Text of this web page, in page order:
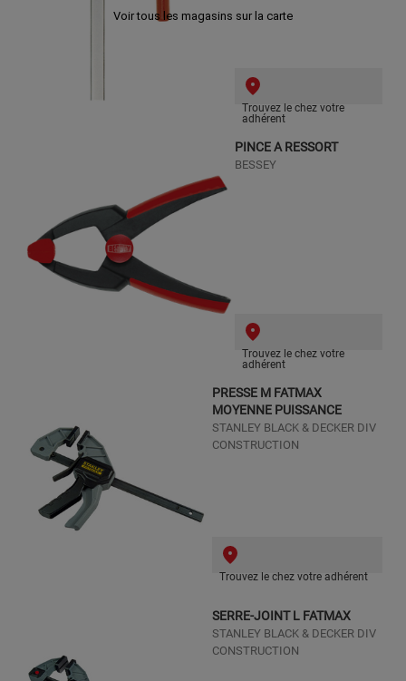
Trouvez le chez votre
adhérent
PINCE A RESSORT
BESSEY
Trouvez le chez votre
adhérent
PRESSE M FATMAX
MOYENNE PUISSANCE
STANLEY BLACK & DECKER DIV
CONSTRUCTION
Trouvez le chez votre adhérent
SERRE-JOINT L FATMAX
STANLEY BLACK & DECKER DIV
CONSTRUCTION
Voir tous les magasins sur la carte